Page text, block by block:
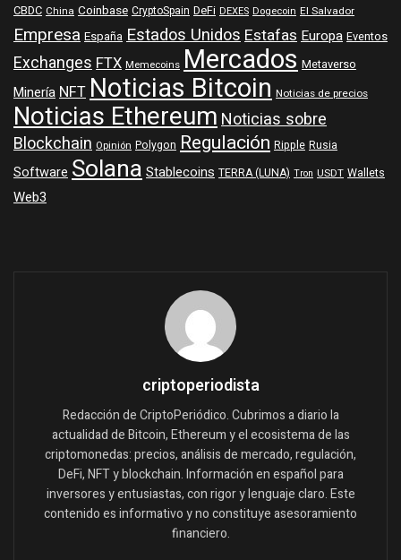
CBDC China Coinbase CryptoSpain DeFi DEXES Dogecoin El Salvador
Empresa España Estados Unidos Estafas Europa Eventos
Exchanges FTX Memecoins Mercados Metaverso
Minería NFTNoticias Bitcoin Noticias de precios
Noticias EthereumNoticias sobre
Blockchain Opinión Polygon Regulación Ripple Rusia
Software Solana Stablecoins TERRA (LUNA) Tron USDT Wallets
Web3
criptoperiodista
Redacción de CriptoPeriódico. Cubrimos a diario la
actualidad de Bitcoin, Ethereum y el ecosistema de las
criptomonedas: precios, análisis de mercado, regulación,
DeFi, NFT y blockchain. Información en español para
inversores y entusiastas, con rigor y lenguaje claro. Este
contenido es informativo y no constituye asesoramiento
financiero.